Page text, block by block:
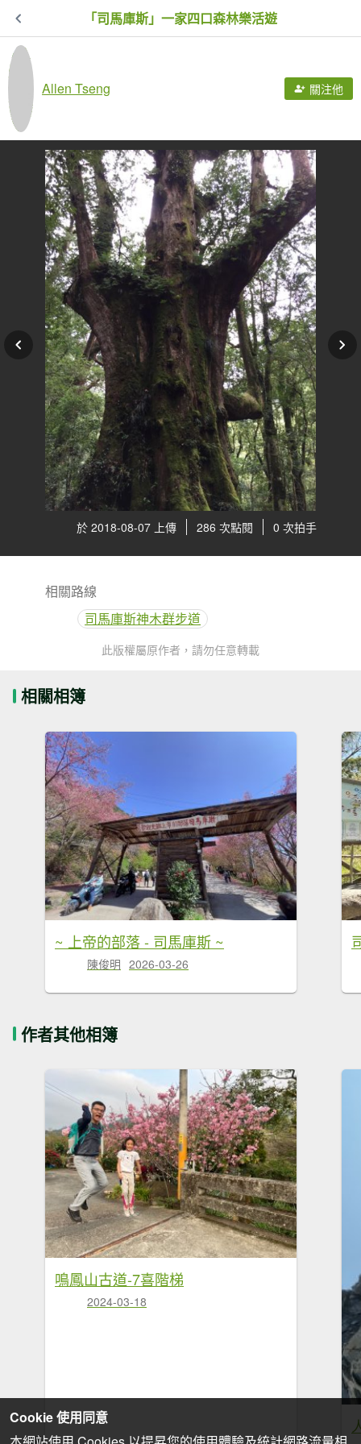
「司馬庫斯」一家四口森林樂活遊
Allen Tseng 關注他
於 2018-08-07 上傳 286 次點閱 0 次拍手
相關路線
司馬庫斯神木群步道
此版權屬原作者，請勿任意轉載
相關相簿
~ 上帝的部落 - 司馬庫斯 ~
陳俊明 2026-03-26
作者其他相簿
鳴鳳山古道-7喜階梯
2024-03-18
Cookie 使用同意